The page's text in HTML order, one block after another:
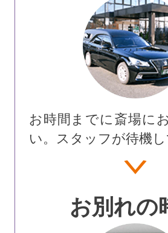
お時間までに斎場に
い。スタッフが待機し
お別れの